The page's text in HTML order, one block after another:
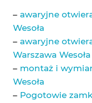
– awaryjne
Wesoła
– awaryjne
Warszawa Wesoła
– montaż i
Wesoła
– Pogotowie